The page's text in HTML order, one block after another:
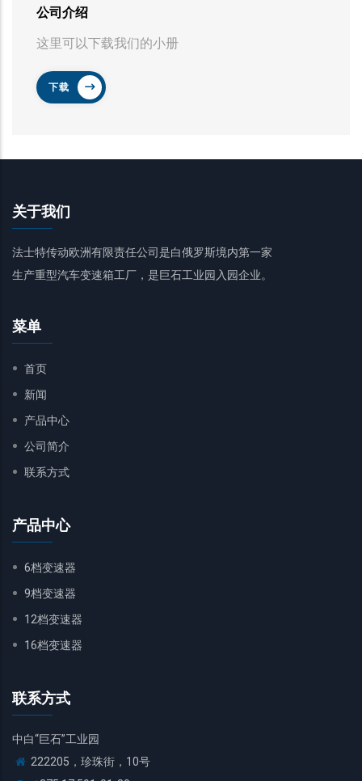
公司介绍
这里可以下载我们的小册
下载
关于我们
法士特传动欧洲有限责任公司是白俄罗斯境内第一家
生产重型汽车变速箱工厂，是巨石工业园入园企业。
菜单
首页
新闻
产品中心
公司简介
联系方式
产品中心
6档变速器
9档变速器
12档变速器
16档变速器
联系方式
中白“巨石”工业园
222205，珍珠街，10号